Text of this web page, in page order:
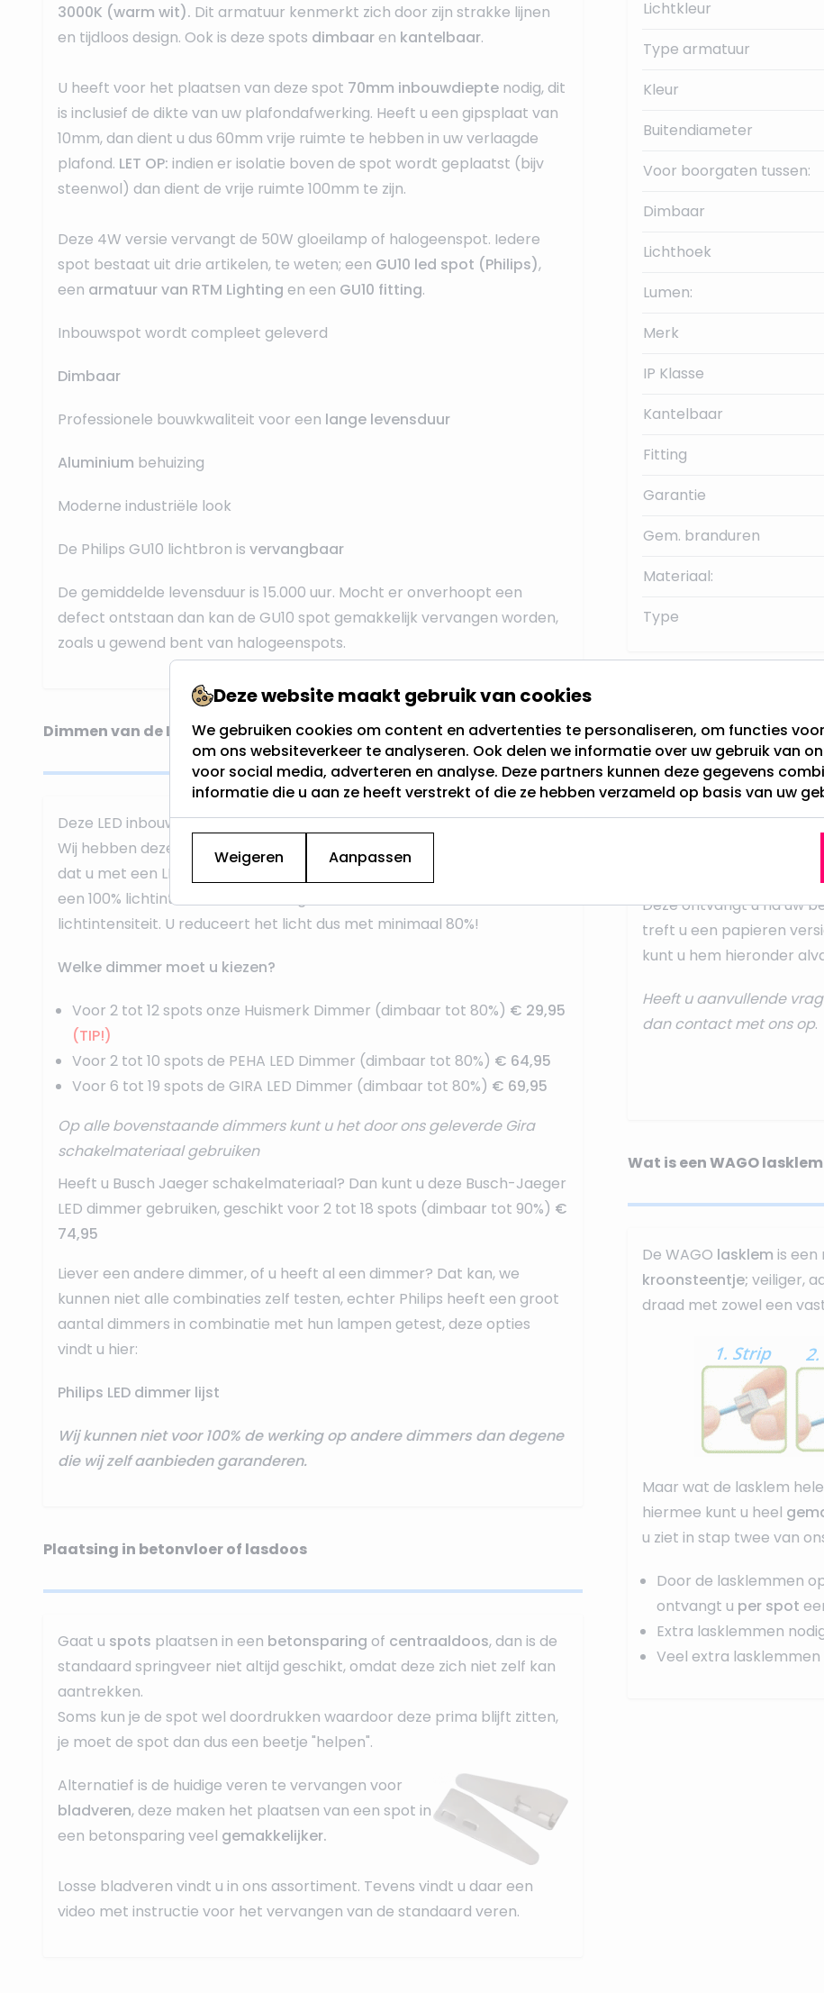
3000K (warm wit). Dit armatuur kenmerkt zich door zijn strakke lijnen
en tijdloos design. Ook is deze spots dimbaaren kantelbaar.
U heeft voor het plaatsen van deze spot 70mm inbouwdiepte nodig, dit
is inclusief de dikte van uw plafondafwerking. Heeft u een gipsplaat van
10mm, dan dient u dus 60mm vrije ruimte te hebben in uw verlaagde
plafond. LET OP: indien er isolatie boven de spot wordt geplaatst (bijv
steenwol) dan dient de vrije ruimte 100mm te zijn.
Deze 4W versie vervangt de 50W gloeilamp of halogeenspot. Iedere
spot bestaat uit drie artikelen, te weten; een GU10 led spot (Philips),
een armatuur van RTM Lighting en een GU10 fitting.
Inbouwspot wordt compleet geleverd
Dimbaar
Professionele bouwkwaliteit voor een lange levensduur
Aluminium behuizing
Moderne industriële look
De Philips GU10 lichtbron is vervangbaar
De gemiddelde levensduur is 15.000 uur. Mocht er onverhoopt een
defect ontstaan dan kan de GU10 spot gemakkelijk vervangen worden,
zoals u gewend bent van halogeenspots.
Dimmen van de LED inbouwspot
Deze LED inbouwspot is dimbaar met een specifieke LED dimmer.
Wij hebben deze dimmers in het assortiment. U moet er van uit gaan
dat u met een LED dimmer normaal gesproken de lichtopbrengst van
een 100% lichtintensiteit, kunt terug dimmen naar een 20%
lichtintensiteit. U reduceert het licht dus met minimaal 80%!
Welke dimmer moet u kiezen?
Voor 2 tot 12 spots onze Huismerk Dimmer (dimbaar tot 80%) € 29,95
(TIP!)
Voor 2 tot 10 spots de PEHA LED Dimmer (dimbaar tot 80%) € 64,95
Voor 6 tot 19 spots de GIRA LED Dimmer (dimbaar tot 80%) € 69,95
Op alle bovenstaande dimmers kunt u het door ons geleverde Gira
schakelmateriaal gebruiken
Heeft u Busch Jaeger schakelmateriaal? Dan kunt u deze Busch-Jaeger
LED dimmer gebruiken, geschikt voor 2 tot 18 spots (dimbaar tot 90%) €
74,95
Liever een andere dimmer, of u heeft al een dimmer? Dat kan, we
kunnen niet alle combinaties zelf testen, echter Philips heeft een groot
aantal dimmers in combinatie met hun lampen getest, deze opties
vindt u hier:
Philips LED dimmer lijst
Wij kunnen niet voor 100% de werking op andere dimmers dan degene
die wij zelf aanbieden garanderen.
Plaatsing in betonvloer of lasdoos
Gaat u spots plaatsen in een betonsparing of centraaldoos, dan is de
standaard springveer niet altijd geschikt, omdat deze zich niet zelf kan
aantrekken.
Soms kun je de spot wel doordrukken waardoor deze prima blijft zitten,
je moet de spot dan dus een beetje "helpen".
Alternatief is de huidige veren te vervangen voor
bladveren, deze maken het plaatsen van een spot in
een betonsparing veel gemakkelijker.
Losse bladveren vindt u in ons assortiment. Tevens vindt u daar een
video met instructie voor het vervangen van de standaard veren.
Lichtkleur
Type armatuur
Kleur
Buitendiameter
Voor boorgaten tussen:
Dimbaar
Lichthoek
Lumen:
Merk
IP Klasse
Kantelbaar
Fitting
Garantie
Gem. branduren
Materiaal:
Type
Onze Philips GU10 LED
. Indien
aansluiten dan doet u
aansluit
Deze ontvangt u na uw
treft u een papieren
kunt u hem hieronder
Heeft u aanvullende
dancontactmet ons op.
Wat is een WAGO
De WAGO lasklem is een
kroonsteentje; veiliger,
draad met zowel een
Maar wat de lasklem
hiermee kunt u heel
u ziet in stap twee van
Door de lasklemmen
ontvangt u per spot
Extra lasklemmen
Veel extra lasklemmen
Deze website maakt gebruik van cookies
We gebruiken cookies om content en advertenties te personaliseren, om functies
om ons websiteverkeer te analyseren. Ook delen we informatie over uw gebruik van
voor social media, adverteren en analyse. Deze partners kunnen deze gegevens
informatie die u aan ze heeft verstrekt of die ze hebben verzameld op basis van uw
Weigeren Aanpassen